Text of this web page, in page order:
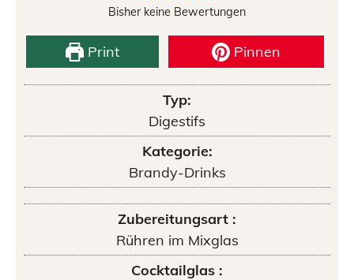
Bisher keine Bewertungen
Print Pinnen
Typ:
Digestifs
Kategorie:
Brandy-Drinks
Zubereitungsart :
Rühren im Mixglas
Cocktailglas :